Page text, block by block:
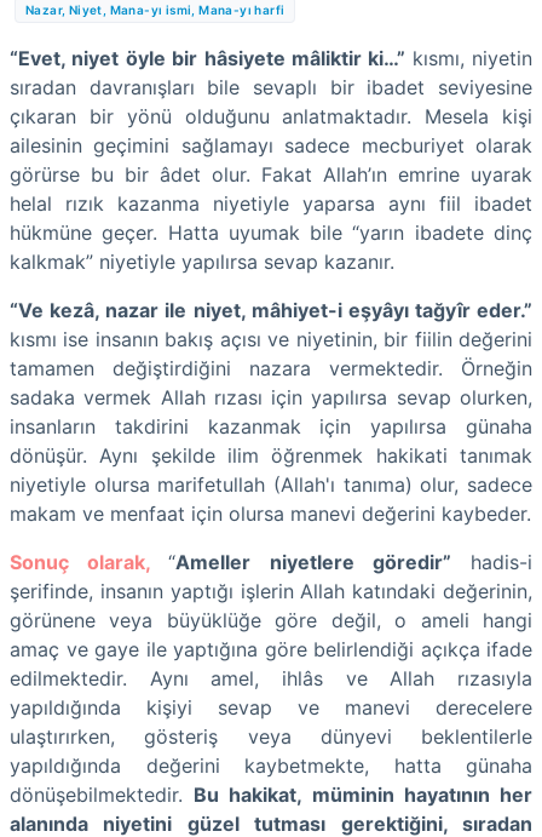
Nazar, Niyet, Mana-yı ismi, Mana-yı harfi
“Evet, niyet öyle bir hâsiyete mâliktir ki…” kısmı, niyetin
sıradan davranışları bile sevaplı bir ibadet seviyesine
çıkaran bir yönü olduğunu anlatmaktadır. Mesela kişi
ailesinin geçimini sağlamayı sadece mecburiyet olarak
görürse bu bir âdet olur. Fakat Allah’ın emrine uyarak
helal rızık kazanma niyetiyle yaparsa aynı fiil ibadet
hükmüne geçer. Hatta uyumak bile “yarın ibadete dinç
kalkmak” niyetiyle yapılırsa sevap kazanır.
“Ve kezâ, nazar ile niyet, mâhiyet-i eşyâyı tağyîr eder.”
kısmı ise insanın bakış açısı ve niyetinin, bir fiilin değerini
tamamen değiştirdiğini nazara vermektedir. Örneğin
sadaka vermek Allah rızası için yapılırsa sevap olurken,
insanların takdirini kazanmak için yapılırsa günaha
dönüşür. Aynı şekilde ilim öğrenmek hakikati tanımak
niyetiyle olursa marifetullah (Allah'ı tanıma) olur, sadece
makam ve menfaat için olursa manevi değerini kaybeder.
Sonuç olarak,“Ameller niyetlere göredir” hadis-i
şerifinde, insanın yaptığı işlerin Allah katındaki değerinin,
görünene veya büyüklüğe göre değil, o ameli hangi
amaç ve gaye ile yaptığına göre belirlendiği açıkça ifade
edilmektedir. Aynı amel, ihlâs ve Allah rızasıyla
yapıldığında kişiyi sevap ve manevi derecelere
ulaştırırken, gösteriş veya dünyevi beklentilerle
yapıldığında değerini kaybetmekte, hatta günaha
dönüşebilmektedir. Bu hakikat, müminin hayatının her
alanında niyetini güzel tutması gerektiğini, sıradan